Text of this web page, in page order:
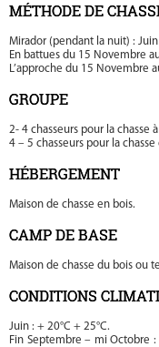
MÉTHODE DE
Mirador (pendant la nuit) :
En battues du 15 Novembre
L’approche du 15 Novembre
GROUPE
2- 4 chasseurs pour la chasse
4 – 5 chasseurs pour la
HÉBERGEMENT
Maison de chasse en bois.
CAMP DE BASE
Maison de chasse du bois ou
CONDITIONS
Juin : + 20°C + 25°C.
Fin Septembre – mi Octobre